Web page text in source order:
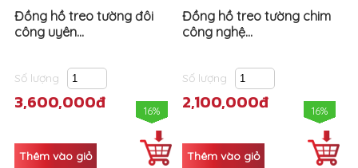
Đồng hồ treo tường đôi
công uyên...
Số lượng
3,600,000đ 16%
Đồng hồ treo tường chim
công nghệ...
Số lượng
2,100,000đ 16%